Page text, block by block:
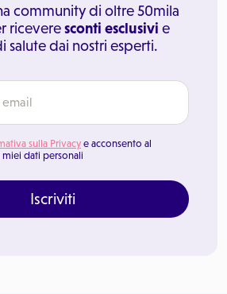
community di oltre 50mila
riceveresconti esclusivi e
salute dai nostri esperti.
sulla Privacy e acconsento al
dati personali
Iscriviti